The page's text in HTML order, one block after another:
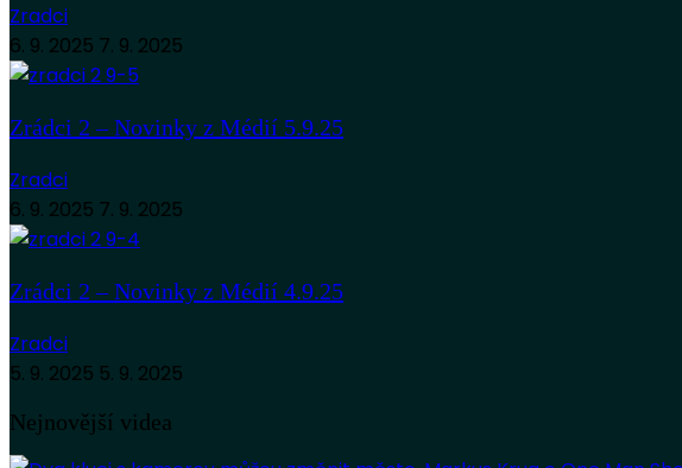
Zradci
6. 9. 2025 7. 9. 2025
Zrádci 2 – Novinky z Médií 5.9.25
Zradci
6. 9. 2025 7. 9. 2025
Zrádci 2 – Novinky z Médií 4.9.25
Zradci
5. 9. 2025 5. 9. 2025
Nejnovější videa